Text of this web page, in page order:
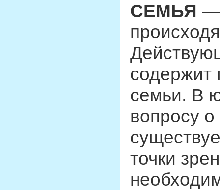
СЕМЬЯ —
содержит
семьи. В
вопросу
точки